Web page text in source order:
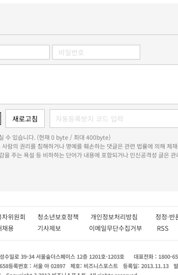
수 있습니다. (현재 0 byte / 최대 400byte)
람의 권리를 침해하거나 명예를 훼손하는 댓글은 관련 법률에 의해 제
을 주는 욕설 등 비하하는 단어가 내용에 포함되거나 인신공격성 글은
자위원회 청소년보호정책 개인정보처리방침 정정·반
채용 기사제보 이메일무단수집거부 RSS
수일로 39-34 서울숲더스페이스 12층 1201호-1203호 대표전화 : 1800-
등록번호 : 서울 아 02897 제호: 비즈니스포스트 등록일: 2013.11.13